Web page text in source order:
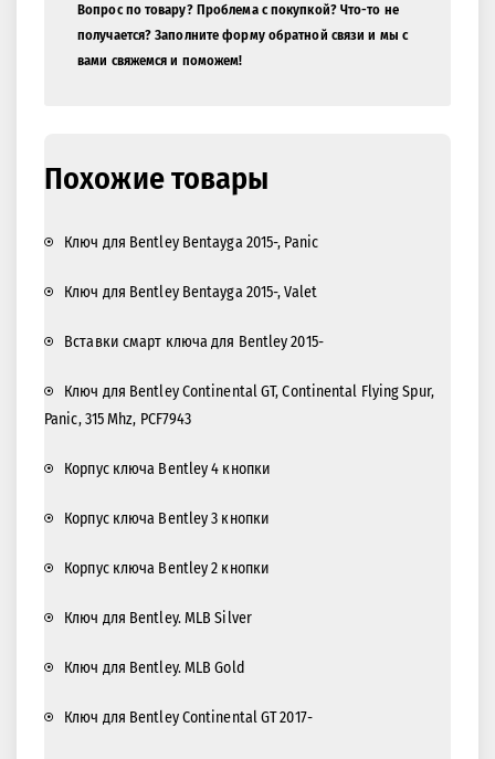
Вопрос по товару? Проблема с покупкой? Что-то не
получается? Заполните форму обратной связи и мы с
вами свяжемся и поможем!
Похожие товары
Ключ для Bentley Bentayga 2015-, Panic
Ключ для Bentley Bentayga 2015-, Valet
Вставки смарт ключа для Bentley 2015-
Ключ для Bentley Continental GT, Continental Flying Spur,
Panic, 315 Mhz, PCF7943
Корпус ключа Bentley 4 кнопки
Корпус ключа Bentley 3 кнопки
Корпус ключа Bentley 2 кнопки
Ключ для Bentley. MLB Silver
Ключ для Bentley. MLB Gold
Ключ для Bentley Continental GT 2017-